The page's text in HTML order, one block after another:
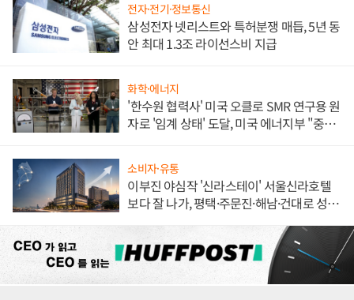
전자·전기·정보통신
삼성전자 넷리스트와 특허분쟁 매듭, 5년 동
안 최대 1.3조 라이선스비 지급
화학·에너지
'한수원 협력사' 미국 오클로 SMR 연구용 원
자로 '임계 상태' 도달, 미국 에너지부 "중요
소비자·유통
이부진 야심작 '신라스테이' 서울신라호텔
보다 잘 나가, 평택·주문진·해남·건대로 성